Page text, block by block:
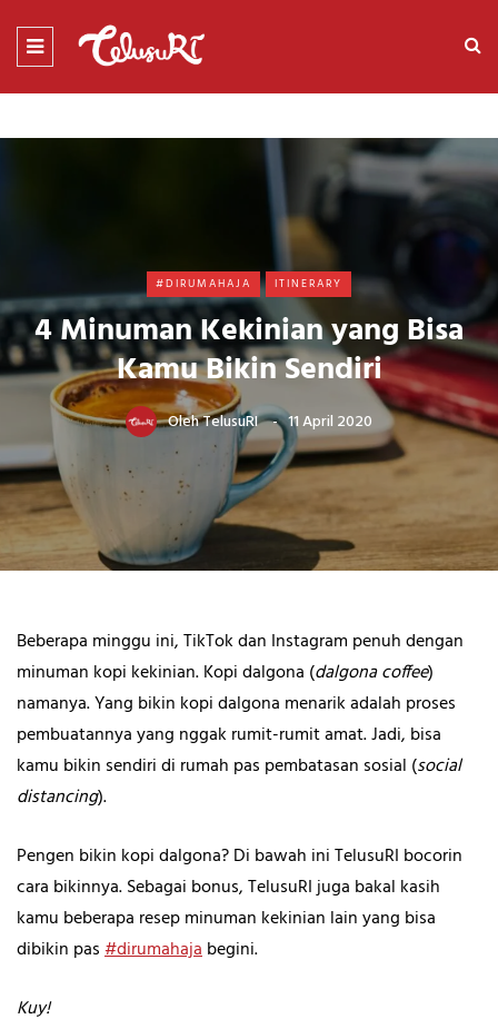
#DIRUMAHAJA ITINERARY
4 Minuman Kekinian yang Bisa
Kamu Bikin Sendiri
OlehTelusuRI 11 April 2020
Beberapa minggu ini, TikTok dan Instagram penuh dengan
minuman kopi kekinian. Kopi dalgona (dalgona coffee)
namanya. Yang bikin kopi dalgona menarik adalah proses
pembuatannya yang nggak rumit-rumit amat. Jadi, bisa
kamu bikin sendiri di rumah pas pembatasan sosial (social
distancing).
Pengen bikin kopi dalgona? Di bawah ini TelusuRI bocorin
cara bikinnya. Sebagai bonus, TelusuRI juga bakal kasih
kamu beberapa resep minuman kekinian lain yang bisa
dibikin pas#dirumahajabegini.
Kuy!